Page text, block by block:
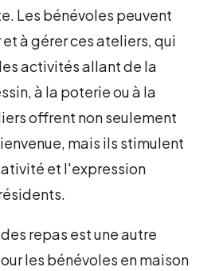
Les bénévoles peuvent
à gérer ces ateliers, qui
activités allant de la
à la poterie ou à la
offrent non seulement
mais ils stimulent
et l'expression
repas est une autre
les bénévoles en maison